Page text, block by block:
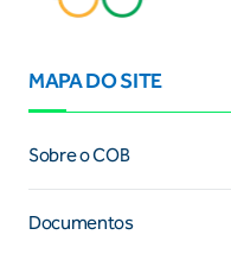
MAPA DO SITE
Sobre o COB
Documentos